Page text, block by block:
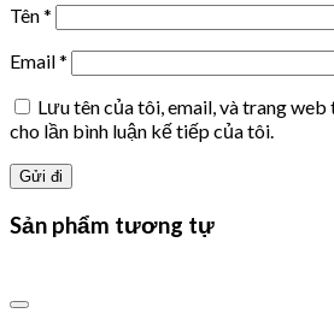
Tên*
Email*
Lưu tên của tôi, email, và trang
cho lần bình luận kế tiếp của tôi.
Sản phẩm tương tự